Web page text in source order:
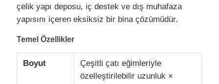
Durumlar
çelik yapı deposu, iç destek ve dış muhafaza
yapısını içeren eksiksiz bir bina çözümüdür.
Temel Özellikler
Boyut
Çeşitli çatı eğimleriyle
özelleştirilebilir uzunluk ×